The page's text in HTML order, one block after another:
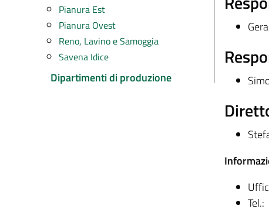
Pianura Est
Pianura Ovest
Reno, Lavino e Samoggia
Savena Idice
Dipartimenti di produzione